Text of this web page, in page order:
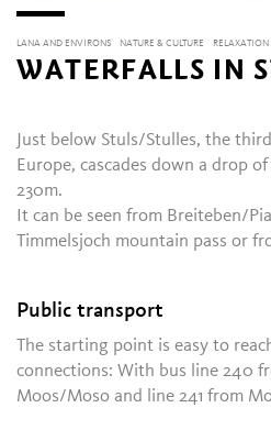
LANA AND ENVIRONS NATURE & CULTURE RELAXATION
WATERFALLS IN
Just below Stuls/Stulles, the
Europe, cascades down a drop
230m.
It can be seen from Breiteben/
Timmelsjoch mountain pass or
Public transport
The starting point is easy to
connections: With bus line 240
Moos/Moso and line 241 from